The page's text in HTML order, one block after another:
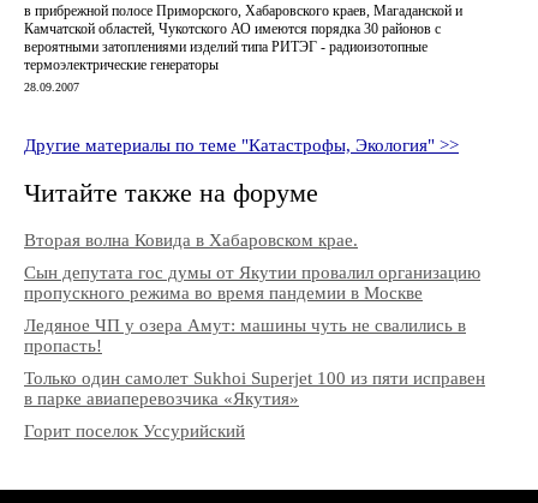
в прибрежной полосе Приморского, Хабаровского краев, Магаданской и
Камчатской областей, Чукотского АО имеются порядка 30 районов с
вероятными затоплениями изделий типа РИТЭГ - радиоизотопные
термоэлектрические генераторы
28.09.2007
Другие материалы по теме "Катастрофы, Экология" >>
Читайте также на форуме
Вторая волна Ковида в Хабаровском крае.
Сын депутата гос думы от Якутии провалил организацию
пропускного режима во время пандемии в Москве
Ледяное ЧП у озера Амут: машины чуть не свалились в
пропасть!
Только один самолет Sukhoi Superjet 100 из пяти исправен
в парке авиаперевозчика «Якутия»
Горит поселок Уссурийский